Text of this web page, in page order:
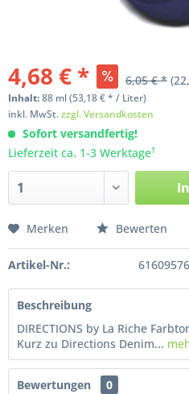
4,68 € * 6,05 € *
Inhalt:88 ml(53,18 € * / Liter)
inkl. MwSt.zzgl. Versandkosten
Sofort versandfertig!
Lieferzeit ca. 1-3 Werktage†
Merken Bewerten
Artikel-Nr.: 61609576
Beschreibung
DIRECTIONS by La Riche
Kurz zu Directions Denim...
Bewertungen
0